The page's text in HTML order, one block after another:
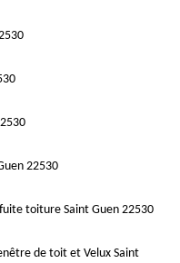
22530
toiture Saint Guen 22530
de toit et Velux Saint